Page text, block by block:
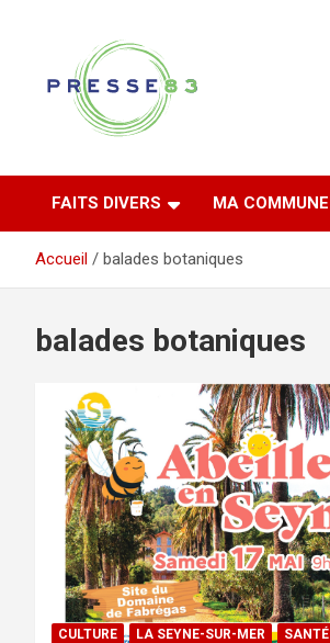
Presse 83
FAITS DIVERS MA COMMUNE
Accueil balades botaniques
balades botaniques
CULTURE LA SEYNE-SUR-MER SANTÉ